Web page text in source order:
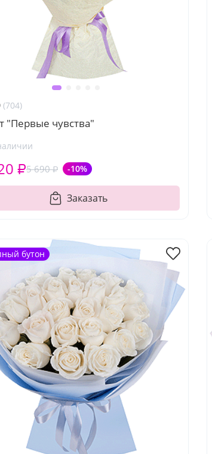
(704)
"Первые чувства"
5 690 ₽ -10%
₽
Заказать
бутон